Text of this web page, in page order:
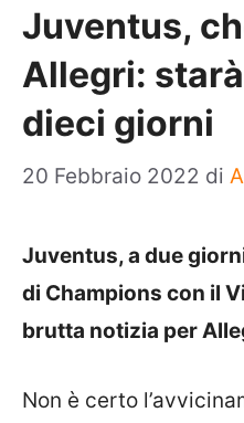
Juventus,
Allegri:
dieci giorni
20 Febbraio 2022 di
Juventus, a due
di Champions con il
brutta notizia per
Non è certo